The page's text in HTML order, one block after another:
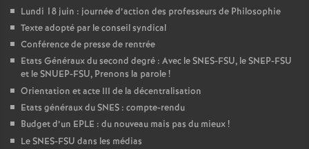
Lundi 18 juin : journée d’action des professeurs de Philosophie
Texte adopté par le conseil syndical
Conférence de presse de rentrée
Etats Généraux du second degré : Avec le SNES-FSU, le SNEP-FSU
et le SNUEP-FSU, Prenons la parole!
Orientation et acte III de la décentralisation
Etats généraux du SNES : compte-rendu
Budget d’un EPLE : du nouveau mais pas du mieux!
Le SNES-FSU dans les médias